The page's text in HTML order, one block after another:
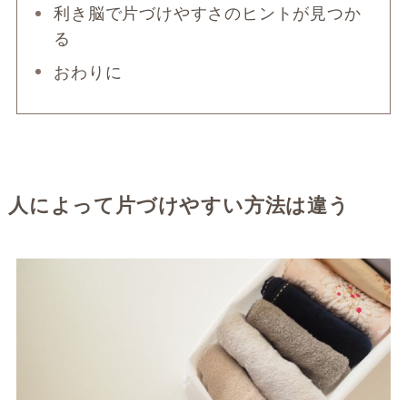
利き脳で片づけやすさのヒントが見つか
る
おわりに
人によって片づけやすい方法は違う